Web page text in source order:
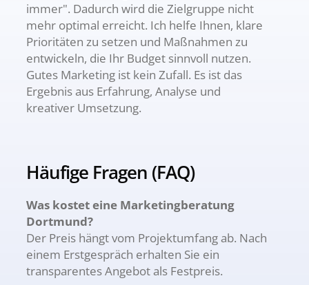
immer". Dadurch wird die Zielgruppe nicht
mehr optimal erreicht. Ich helfe Ihnen, klare
Prioritäten zu setzen und Maßnahmen zu
entwickeln, die Ihr Budget sinnvoll nutzen.
Gutes Marketing ist kein Zufall. Es ist das
Ergebnis aus Erfahrung, Analyse und
kreativer Umsetzung.
Häufige Fragen (FAQ)
Was kostet eine Marketingberatung
Dortmund?
Der Preis hängt vom Projektumfang ab. Nach
einem Erstgespräch erhalten Sie ein
transparentes Angebot als Festpreis.